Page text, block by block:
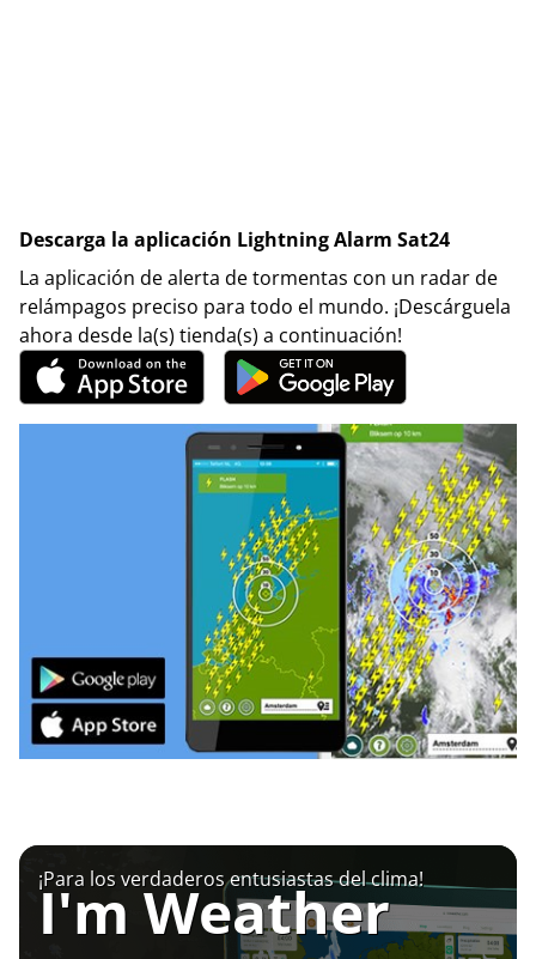
Descarga la aplicación Lightning Alarm Sat24
La aplicación de alerta de tormentas con un radar de
relámpagos preciso para todo el mundo. ¡Descárguela
ahora desde la(s) tienda(s) a continuación!
¡Para los verdaderos entusiastas del clima!
I'm Weather